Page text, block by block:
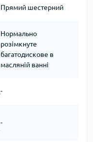
Прямий шестерний
Нормально
розімкнуте
багатодискове в
масляній ванні
-
-